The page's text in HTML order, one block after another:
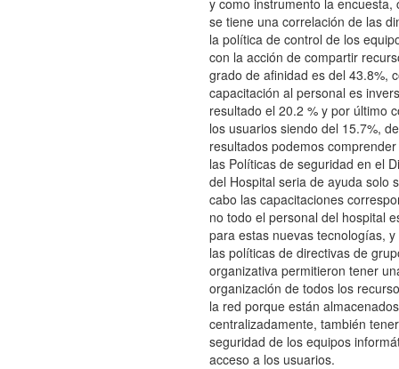
y como instrumento la encuesta,
se tiene una correlación de las
la política de control de los
con la acción de compartir
grado de afinidad es del 43.8%,
capacitación al personal es
resultado el 20.2 % y por último
los usuarios siendo del 15.7%,
resultados podemos
las Políticas de seguridad en el
del Hospital seria de ayuda solo
cabo las capacitaciones
no todo el personal del hospital
para estas nuevas tecnologías,
las políticas de directivas de
organizativa permitieron tener
organización de todos los
la red porque están almacenados
centralizadamente, también
seguridad de los equipos
acceso a los usuarios.